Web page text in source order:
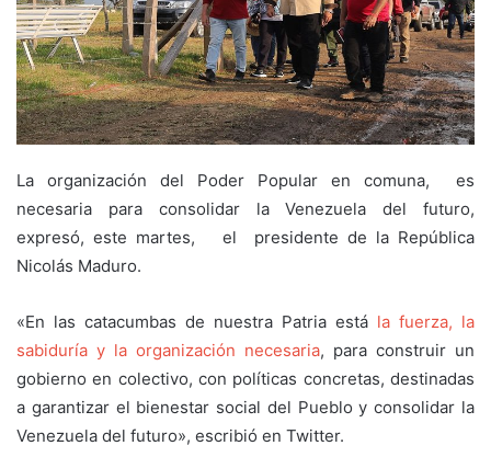
La organización del Poder Popular en comuna, es
necesaria para consolidar la Venezuela del futuro,
expresó, este martes, el presidente de la República
Nicolás Maduro.
«En las catacumbas de nuestra Patria está la fuerza, la
sabiduría y la organización necesaria, para construir un
gobierno en colectivo, con políticas concretas, destinadas
a garantizar el bienestar social del Pueblo y consolidar la
Venezuela del futuro», escribió en Twitter.